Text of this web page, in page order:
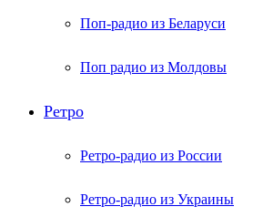
Поп-радио из Беларуси
Поп радио из Молдовы
Ретро
Ретро-радио из России
Ретро-радио из Украины